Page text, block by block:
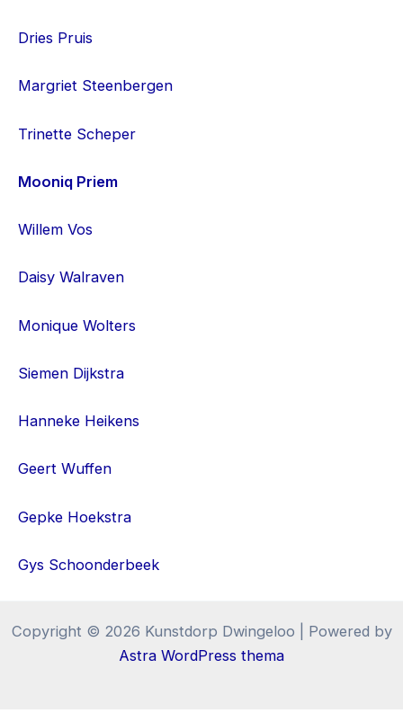
Dries Pruis
Margriet Steenbergen
Trinette Scheper
Mooniq Priem
Willem Vos
Daisy Walraven
Monique Wolters
Siemen Dijkstra
Hanneke Heikens
Geert Wuffen
Gepke Hoekstra
Gys Schoonderbeek
Copyright © 2026 Kunstdorp Dwingeloo | Powered by
Astra WordPress thema